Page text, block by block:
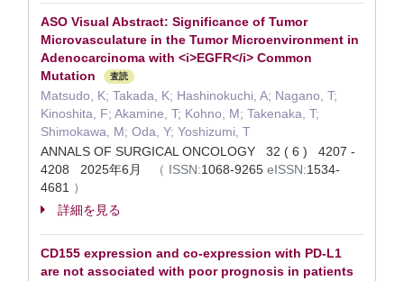
ASO Visual Abstract: Significance of Tumor
Microvasculature in the Tumor Microenvironment in
Adenocarcinoma with <i>EGFR</i> Common
Mutation
査読
Matsudo, K; Takada, K; Hashinokuchi, A; Nagano, T;
Kinoshita, F; Akamine, T; Kohno, M; Takenaka, T;
Shimokawa, M; Oda, Y; Yoshizumi, T
ANNALS OF SURGICAL ONCOLOGY 32 ( 6 ) 4207 -
4208 2025年6月
（ ISSN:1068-9265 eISSN:1534-
4681 ）
詳細を見る
CD155 expression and co-expression with PD-L1
are not associated with poor prognosis in patients